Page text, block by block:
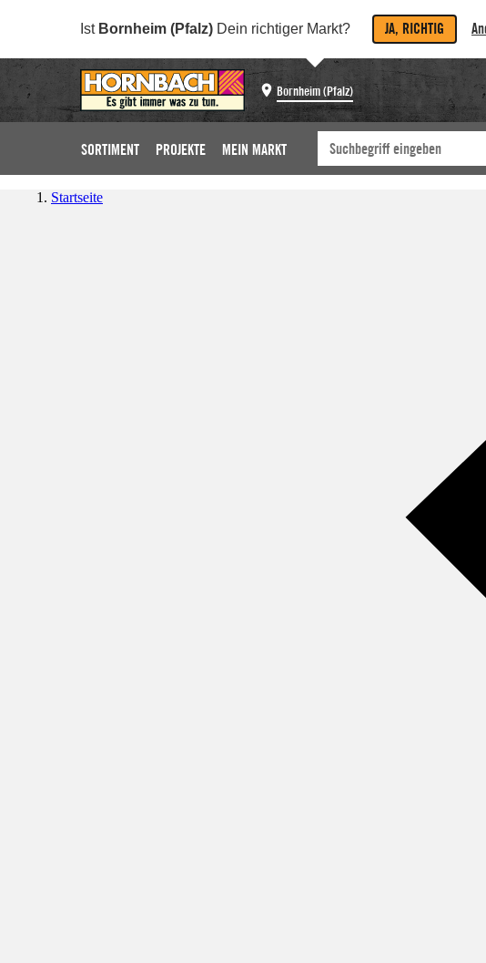
Ist Bornheim (Pfalz) Dein richtiger Markt? JA, RICHTIG
Bornheim (Pfalz)
SORTIMENT PROJEKTE MEIN MARKT
Startseite